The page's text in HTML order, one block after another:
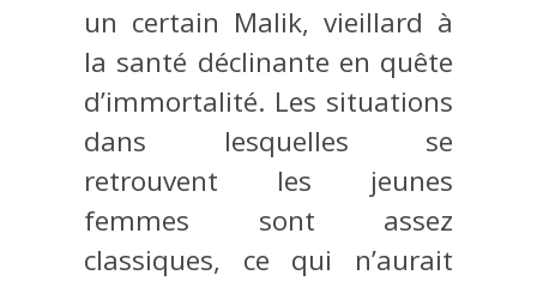
un certain Malik, vieillard à
la santé déclinante en quête
d’immortalité. Les situations
dans lesquelles se
retrouvent les jeunes
femmes sont assez
classiques, ce qui n’aurait